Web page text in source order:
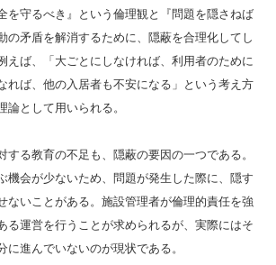
を守るべき』という倫理観と『問題を隠さねば
の矛盾を解消するために、隠蔽を合理化してし
えば、「大ごとにしなければ、利用者のために
れば、他の入居者も不安になる」という考え方
論として用いられる。
する教育の不足も、隠蔽の要因の一つである。
機会が少ないため、問題が発生した際に、隠す
ないことがある。施設管理者が倫理的責任を強
る運営を行うことが求められるが、実際にはそ
に進んでいないのが現状である。